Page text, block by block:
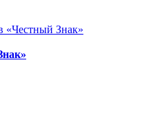
«Честный Знак»